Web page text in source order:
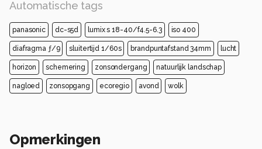
Automatische tags
panasonic dc-s5d lumix s 18-40/f4.5-6.3 iso 400
diafragma ƒ/9 sluitertijd 1/60s brandpuntafstand 34mm lucht
horizon schemering zonsondergang natuurlijk landschap
nagloed zonsopgang ecoregio avond wolk
Opmerkingen